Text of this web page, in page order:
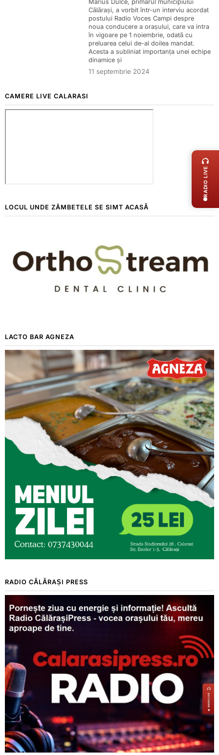
Marius Dulce, primarul municipiului
Călărași, a vorbit într-un interviu acordat
postului Radio Voces Campi despre
noua conducere a orașului, care va intra
în vigoare pe 1 noiembrie, odată cu
preluarea celui de-al doilea mandat.
Acesta a subliniat importanța unei echipe
dinamice și
11 septembrie 2024
CAMERE LIVE CALARASI
LOCUL UNDE ZÂMBETELE SE SIMT ACASĂ
LACTO BAR AGNEZA
RADIO CĂLĂRAȘI PRESS
RADIO LIVE